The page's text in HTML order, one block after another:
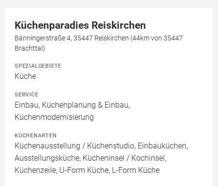
Küchenparadies Reiskirchen
Bänningerstraße 4, 35447 Reiskirchen (44km von 35447
Brachttal)
SPEZIALGEBIETE
Küche
SERVICE
Einbau, Küchenplanung & Einbau,
Küchenmodernisierung
KÜCHENARTEN
Küchenausstellung / Küchenstudio, Einbauküchen,
Ausstellungsküche, Kücheninsel / Kochinsel,
Küchenzeile, U-Form Küche, L-Form Küche